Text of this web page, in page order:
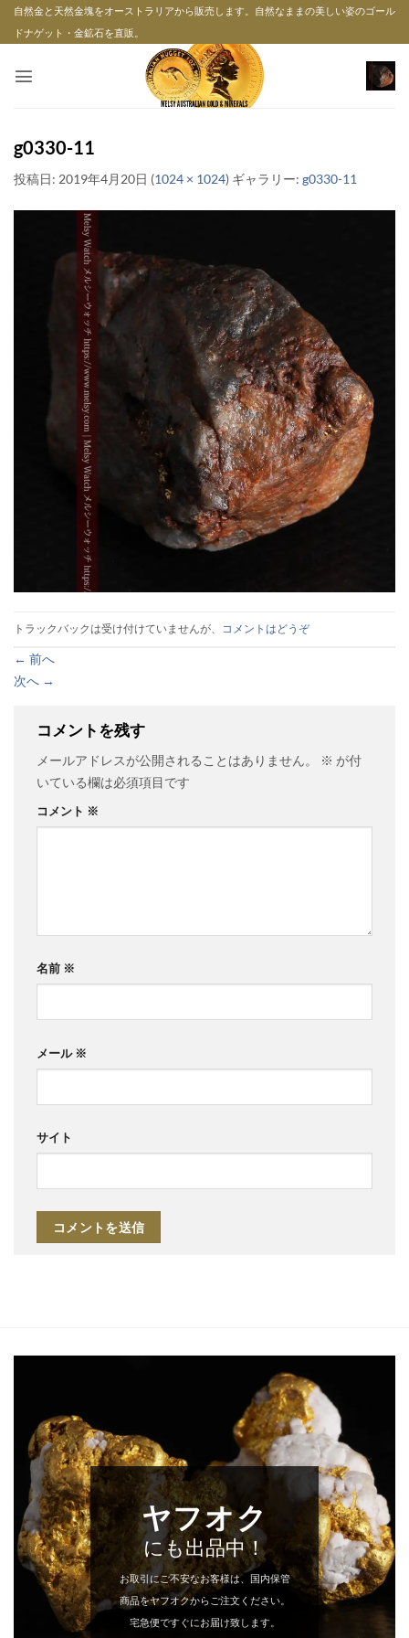
Skip自然金と天然金塊をオーストラリアから販売します。自然なままの美しい姿のゴール
ドナゲット・金鉱石を直販。
g0330-11
投稿日: 2019年4月20日 (1024 × 1024) ギャラリー: g0330-11
トラックバックは受け付けていませんが、 コメントはどうぞ
← 前へ
次へ →
コメントを残す
メールアドレスが公開されることはありません。 ※ が付
いている欄は必須項目です
コメント ※
名前 ※
メール ※
サイト
ヤフオク
にも出品中！
お取引にご不安なお客様は、国内保管
商品をヤフオクからご注文ください。
宅急便ですぐにお届け致します。